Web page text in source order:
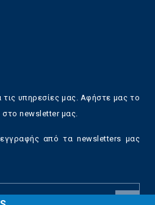
τις υπηρεσίες μας. Αφήστε μας το
στο newsletter μας.
από τα newsletters μας